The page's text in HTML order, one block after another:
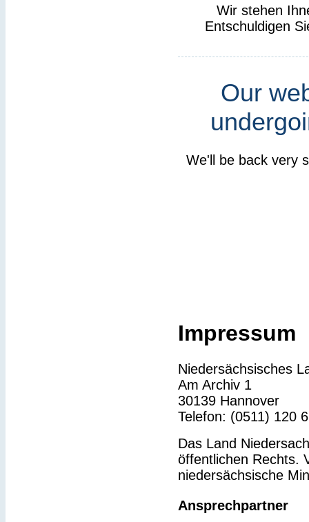
Wir stehen
Entschuldigen
Our
We'll be back very
Impressum
Niedersächsisches
Am Archiv 1
30139 Hannover
Telefon: (0511) 120
Das Land
öffentlichen Rechts.
niedersächsische
Ansprechpartner